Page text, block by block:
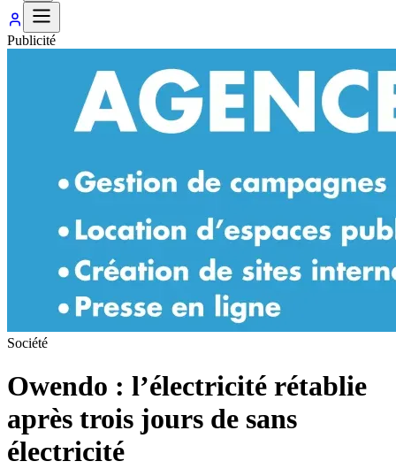
Publicité
Société
Owendo : l’électricité rétablie
après trois jours de sans
électricité